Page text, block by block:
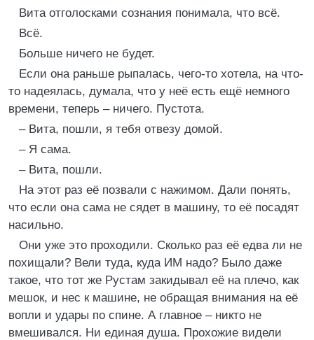
Вита отголосками сознания понимала, что всё.
Всё.
Больше ничего не будет.
Если она раньше рыпалась, чего-то хотела, на что-
то надеялась, думала, что у неё есть ещё немного
времени, теперь – ничего. Пустота.
– Вита, пошли, я тебя отвезу домой.
– Я сама.
– Вита, пошли.
На этот раз её позвали с нажимом. Дали понять,
что если она сама не сядет в машину, то её посадят
насильно.
Они уже это проходили. Сколько раз её едва ли не
похищали? Вели туда, куда ИМ надо? Было даже
такое, что тот же Рустам закидывал её на плечо, как
мешок, и нес к машине, не обращая внимания на её
вопли и удары по спине. А главное – никто не
вмешивался. Ни единая душа. Прохожие видели